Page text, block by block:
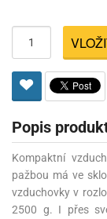
Popis
Kompaktní
pažbou má ve
vzduchovky v
2500 g. I přes